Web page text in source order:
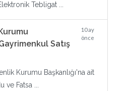
Tebligat ...
Satış
10 ay
önce
Kurumu Başkanlığı'na ait
Fatsa ...